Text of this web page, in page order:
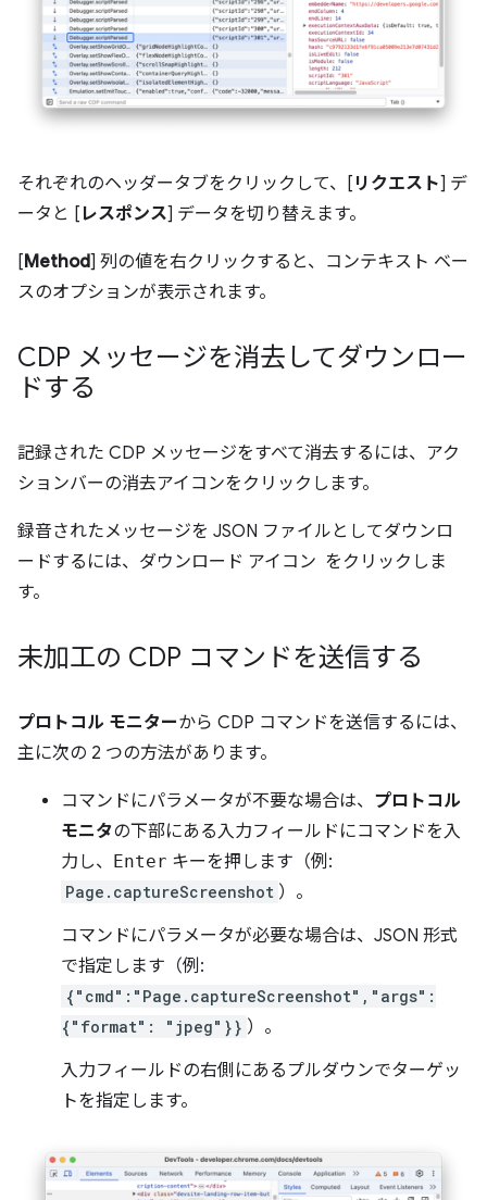
それぞれのヘッダータブをクリックして、[ リクエスト] デ
ータと [ レスポンス] データを切り替えます。
[Method] 列の値を右クリックすると、コンテキスト ベー
スのオプションが表示されます。
CDP メッセージを消去してダウンロー
ドする
記録された CDP メッセージをすべて消去するには、アク
ションバーの消去アイコンをクリックします。
録音されたメッセージを JSON ファイルとしてダウンロ
ードするには、ダウンロード アイコン をクリックしま
す。
未加工の CDP コマンドを送信する
プロトコル モニターから CDP コマンドを送信するには、
主に次の 2 つの方法があります。
コマンドにパラメータが不要な場合は、 プロトコル
モニタの下部にある入力フィールドにコマンドを入
力し、 Enter キーを押します（例:
Page.captureScreenshot ）。
コマンドにパラメータが必要な場合は、JSON 形式
で指定します（例:
{"cmd":"Page.captureScreenshot","args":
{"format": "jpeg"}} ）。
入力フィールドの右側にあるプルダウンでターゲッ
トを指定します。